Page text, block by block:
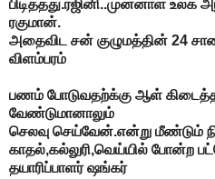
பிடித்தது.ரஜினி..முன்னாள்
ரகுமான்.
அதைவிட சன் குழுமத்தின் 24
விளம்பரம்
பணம் போடுவதற்க்கு ஆள்
வேண்டுமானாலும்
செலவு செய்வேன்.என்று மீண்டும்
காதல்,கல்லுரி,வெய்யில் போன்ற
தயாரிப்பாளர் ஷங்கர்